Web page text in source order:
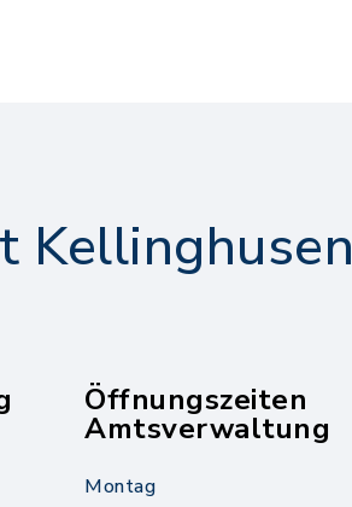
Kellinghusen
Öffnungszeiten
Amtsverwaltung
Montag